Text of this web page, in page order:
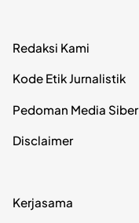
Redaksi Kami
Kode Etik Jurnalistik
Pedoman Media Siber
Disclaimer
Kerjasama